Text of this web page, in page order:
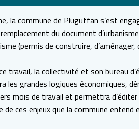
la commune de Pluguffan s’est
du document
(permis de construire, d’aménager,
travail, la collectivité et son bureau
les grandes logiques économiques,
mois de travail et permettra
de ces enjeux que la commune